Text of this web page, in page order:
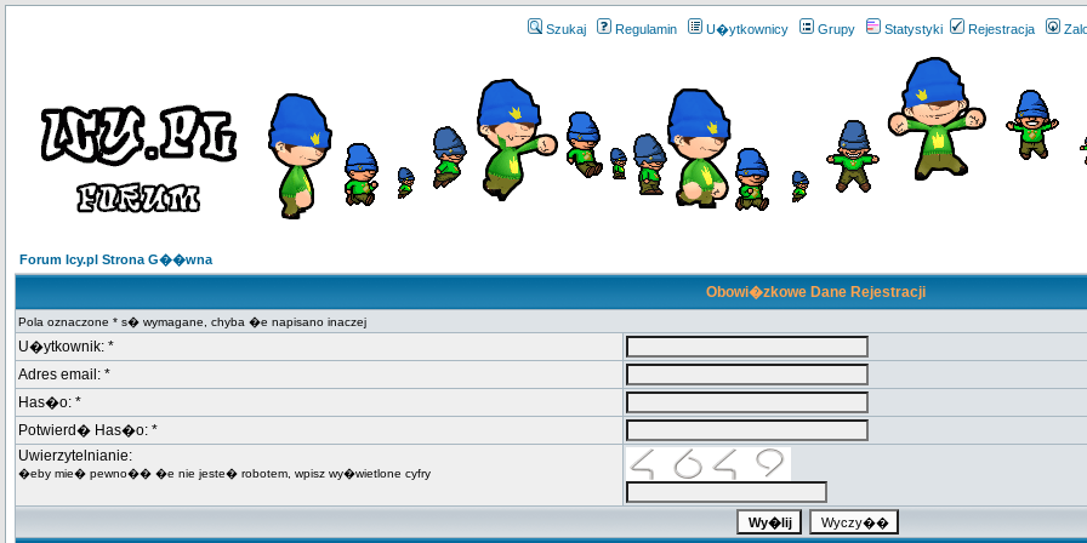
Szukaj Regulamin U�ytkownicy Grupy Statystyki Rejestracja
Forum Icy.pl Strona G��wna
Obowi�zkowe Dane Rejestracji
Pola oznaczone * s� wymagane, chyba �e napisano inaczej
U�ytkownik: *
Adres email: *
Has�o: *
Potwierd� Has�o: *
Uwierzytelnianie:
�eby mie� pewno�� �e nie jeste� robotem, wpisz wy�wietlone cyfry